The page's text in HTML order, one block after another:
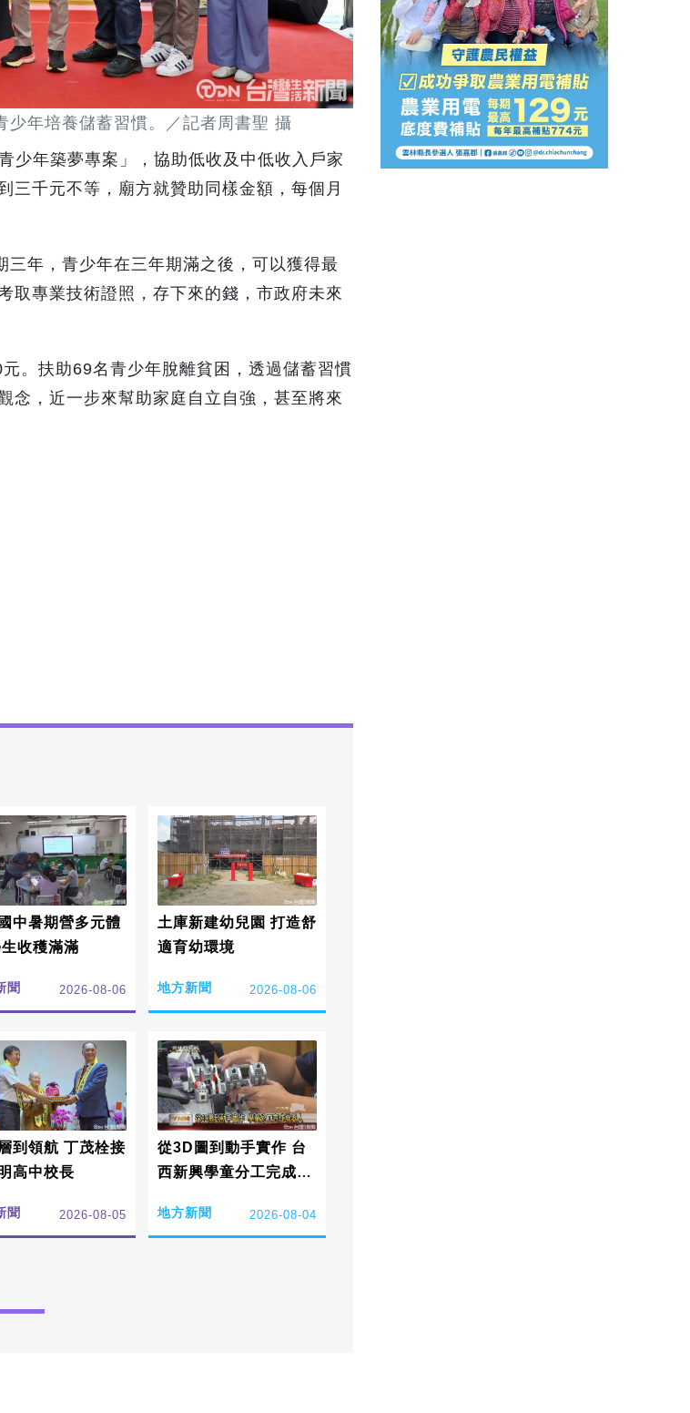
年培養儲蓄習慣。／記者周書聖 攝
少年築夢專案」，協助低收及中低收入戶家
三千元不等，廟方就贊助同樣金額，每個月
年，青少年在三年期滿之後，可以獲得最
取專業技術證照，存下來的錢，市政府未來
。扶助69名青少年脫離貧困，透過儲蓄習慣
念，近一步來幫助家庭自立自強，甚至將來
中暑期營多元體
收穫滿滿
聞 2026-08-06
土庫新建幼兒園 打造舒
適育幼環境
地方新聞 2026-08-06
到領航 丁茂栓接
高中校長
聞 2026-08-05
從3D圖到動手實作 台
西新興學童分工完成機
地方新聞 2026-08-04